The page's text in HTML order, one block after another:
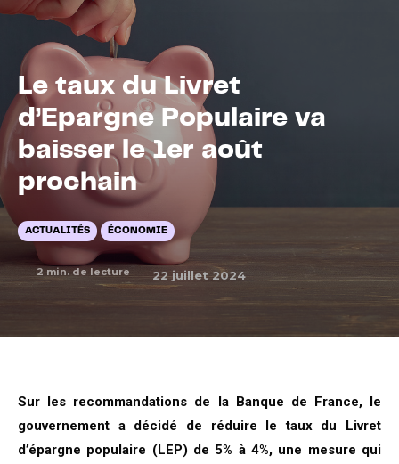
Le taux du Livret
d’Epargne Populaire va
baisser le 1er août
prochain
ACTUALITÉS ÉCONOMIE
2 min. de lecture 22 juillet 2024
Sur les recommandations de la Banque de France, le
gouvernement a décidé de réduire le taux du Livret
d’épargne populaire (LEP) de 5% à 4%, une mesure qui